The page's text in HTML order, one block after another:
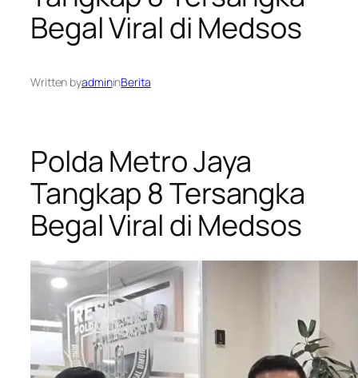
Begal Viral di Medsos
Written byadmininBerita
Polda Metro Jaya
Tangkap 8 Tersangka
Begal Viral di Medsos